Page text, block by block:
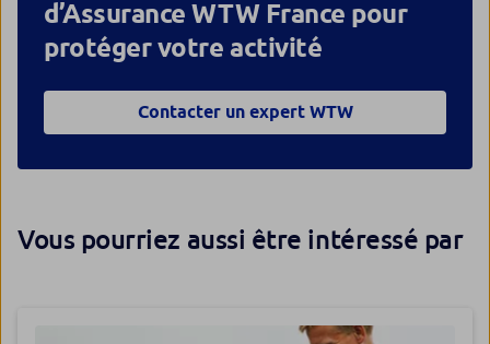
d’Assurance WTW France pour
protéger votre activité
Contacter un expert WTW
Vous pourriez aussi être intéressé par